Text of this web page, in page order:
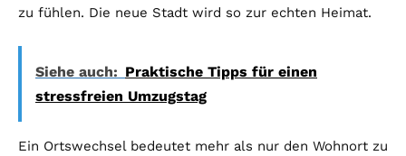
zu fühlen. Die neue Stadt wird so zur echten Heimat.
Siehe auch: Praktische Tipps für einen
stressfreien Umzugstag
Ein Ortswechsel bedeutet mehr als nur den Wohnort zu